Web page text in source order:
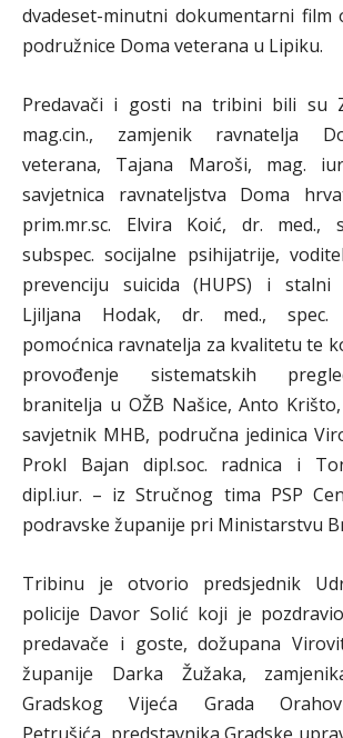
dvadeset-minutni dokumentarni
podružnice Doma veterana u Lipiku.
Predavači i gosti na tribini bili su
mag.cin., zamjenik ravnatelja
veterana, Tajana Maroši, mag.
savjetnica ravnateljstva Doma
prim.mr.sc. Elvira Koić, dr. med.,
subspec. socijalne psihijatrije,
prevenciju suicida (HUPS) i stalni
Ljiljana Hodak, dr. med., spec.
pomoćnica ravnatelja za kvalitetu te
provođenje sistematskih
branitelja u OŽB Našice, Anto
savjetnik MHB, područna jedinica
Prokl Bajan dipl.soc. radnica i
dipl.iur. – iz Stručnog tima PSP
podravske županije pri Ministarstvu
Tribinu je otvorio predsjednik
policije Davor Solić koji je
predavače i goste, dožupana
županije Darka Žužaka,
Gradskog Vijeća Grada